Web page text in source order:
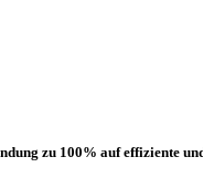
zu 100% auf effiziente und